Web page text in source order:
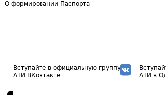
О формировании Паспорта
Вступайте в официальную группу
АТИ ВКонтакте
АТИ в